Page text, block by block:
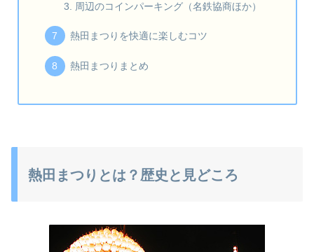
周辺のコインパーキング（名鉄協商ほか）
熱田まつりを快適に楽しむコツ
熱田まつりまとめ
熱田まつりとは？歴史と見どころ